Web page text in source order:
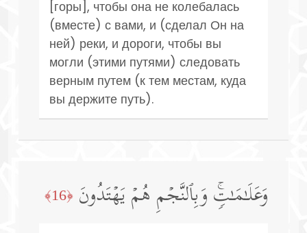
[горы], чтобы она не колебалась
(вместе) с вами, и (сделал Он на
ней) реки, и дороги, чтобы вы
могли (этими путями) следовать
верным путем (к тем местам, куда
вы держите путь).
وَعَلَـٰمَـٰتࣲۚ وَبِٱلنَّجۡمِ هُمۡ یَهۡتَدُونَ ﴿16﴾